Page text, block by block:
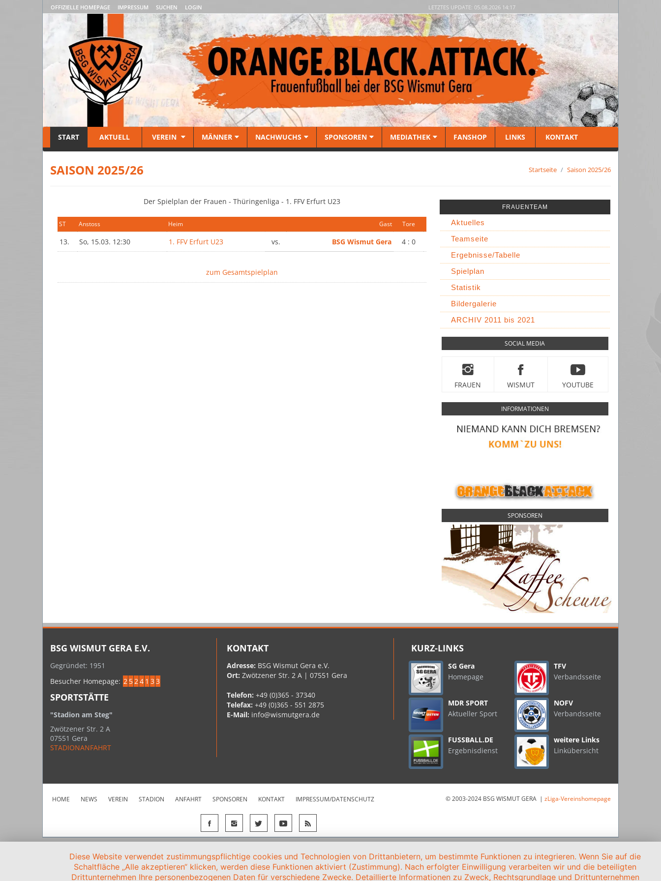
OFFIZIELLE HOMEPAGE IMPRESSUM SUCHEN LOGIN LETZTES UPDATE: 05.08.2026 14:17
START AKTUELL VEREIN MÄNNER NACHWUCHS SPONSOREN MEDIATHEK FANSHOP LINKS KONTAKT
SAISON 2025/26 Startseite Saison 2025/26
Der Spielplan der Frauen - Thüringenliga - 1. FFV Erfurt U23
ST Anstoss Heim Gast Tore
13. So, 15.03. 12:30 1. FFV Erfurt U23 vs. BSG Wismut Gera 4 : 0
zum Gesamtspielplan
FRAUENTEAM
Aktuelles
Teamseite
Ergebnisse/Tabelle
Spielplan
Statistik
Bildergalerie
ARCHIV 2011 bis 2021
SOCIAL MEDIA
FRAUEN WISMUT YOUTUBE
INFORMATIONEN
SPONSOREN
BSG WISMUT GERA E.V.
Gegründet: 1951
Besucher Homepage: 2 5 2 4 1 3 3
SPORTSTÄTTE
"Stadion am Steg"
Zwötzener Str. 2 A
07551 Gera
STADIONANFAHRT
KONTAKT
Adresse: BSG Wismut Gera e.V.
Ort:Zwötzener Str. 2 A | 07551 Gera
Telefon:+49 (0)365 - 37340
Telefax:+49 (0)365 - 551 2875
E-Mail: info@wismutgera.de
KURZ-LINKS
SG Gera
Homepage
MDR SPORT
Aktueller Sport
FUSSBALL.DE
Ergebnisdienst
TFV
Verbandsseite
NOFV
Verbandsseite
weitere Links
Linkübersicht
HOME NEWS VEREIN STADION ANFAHRT SPONSOREN KONTAKT IMPRESSUM/DATENSCHUTZ © 2003-2024 BSG WISMUT GERA | zLiga-Vereinshomepage
Diese Website verwendet zustimmungspflichtige cookies und Technologien von Drittanbietern, um bestimmte Funktionen zu integrieren. Wenn Sie auf die
Schaltfläche „Alle akzeptieren“ klicken, werden diese Funktionen aktiviert (Zustimmung). Nach erfolgter Einwilligung verarbeiten wir und die beteiligten
Drittunternehmen Ihre personenbezogenen Daten für verschiedene Zwecke. Detaillierte Informationen zu Zweck, Rechtsgrundlage und Drittunternehmen